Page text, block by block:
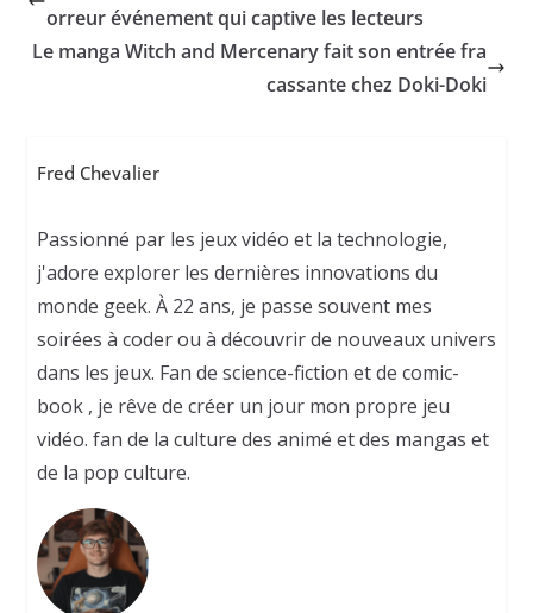
orreur événement qui captive les lecteurs
Le manga Witch and Mercenary fait son entrée fra
cassante chez Doki-Doki
Fred Chevalier
Passionné par les jeux vidéo et la technologie,
j'adore explorer les dernières innovations du
monde geek. À 22 ans, je passe souvent mes
soirées à coder ou à découvrir de nouveaux univers
dans les jeux. Fan de science-fiction et de comic-
book , je rêve de créer un jour mon propre jeu
vidéo. fan de la culture des animé et des mangas et
de la pop culture.